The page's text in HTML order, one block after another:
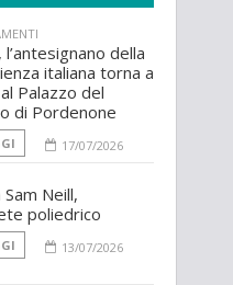
l’antesignano della
italiana torna a
Palazzo del
di Pordenone
17/07/2026
Neill,
poliedrico
13/07/2026